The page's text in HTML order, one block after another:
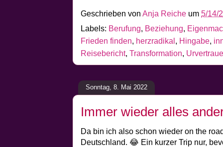
Geschrieben von Anja Reiche um 5/14/
Labels: Berufung, Beziehung,
Frieden finden, herzradikal , Hingabe,
Reisebericht, Transformation,
Sonntag, 8. Mai 2022
Immer wieder alles
Da bin ich also schon wieder on the
Deutschland. 😂 Ein kurzer Trip nur,